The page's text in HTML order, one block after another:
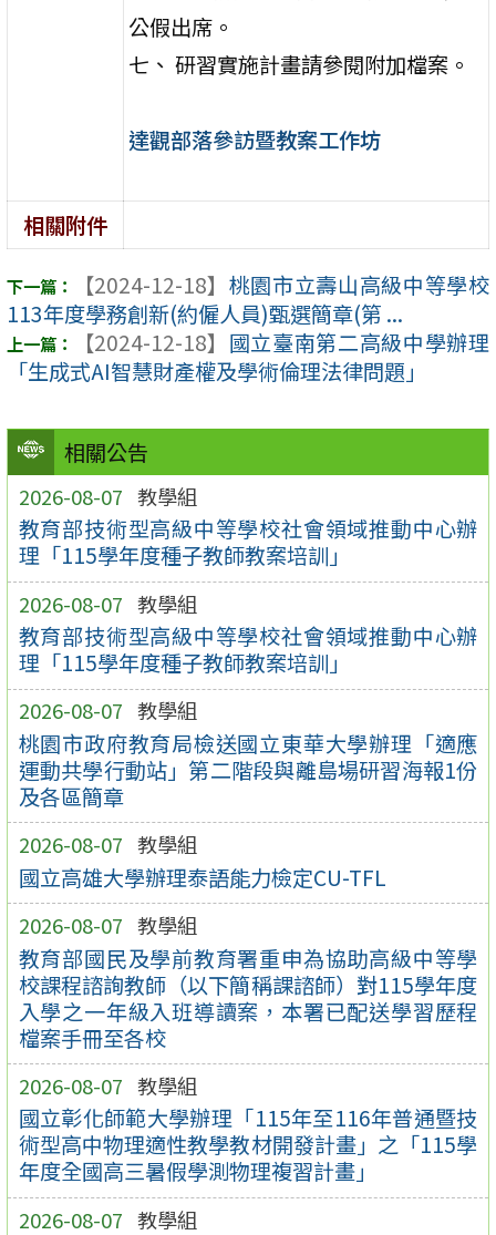
相關公告
2026-08-07 教學組
教育部技術型高級中等學校社會領域推動中心辦
理「115學年度種子教師教案培訓」
2026-08-07 教學組
教育部技術型高級中等學校社會領域推動中心辦
理「115學年度種子教師教案培訓」
2026-08-07 教學組
桃園市政府教育局檢送國立東華大學辦理「適應
運動共學行動站」第二階段與離島場研習海報1份
及各區簡章
2026-08-07 教學組
國立高雄大學辦理泰語能力檢定CU-TFL
2026-08-07 教學組
教育部國民及學前教育署重申為協助高級中等學
校課程諮詢教師（以下簡稱課諮師）對115學年度
入學之一年級入班導讀案，本署已配送學習歷程
檔案手冊至各校
2026-08-07 教學組
國立彰化師範大學辦理「115年至116年普通暨技
術型高中物理適性教學教材開發計畫」之「115學
年度全國高三暑假學測物理複習計畫」
2026-08-07 教學組
公假出席。
七、 研習實施計畫請參閱附加檔案。
達觀部落參訪暨教案工作坊
相關附件
【2024-12-18】 桃園市立壽山高級中等學校
113年度學務創新(約僱人員)甄選簡章(第 ...
【2024-12-18】 國立臺南第二高級中學辦理
「生成式AI智慧財產權及學術倫理法律問題」